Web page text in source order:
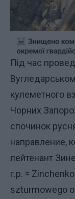
Під час
кулеметного
Чорних
спочинок
направление,
лейтенант
г.р. =
szturmowego